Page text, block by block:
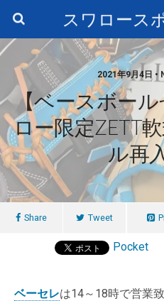
スワロース
2021年9月4日 •
【ベースボー
ロー限定ZETT
ル再
Share Tweet
Pocket
ベーセレは14～18時で営業致